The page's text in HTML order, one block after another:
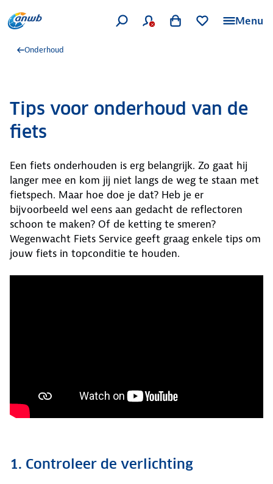
Menu
Onderhoud
Tips voor onderhoud van de
fiets
Een fiets onderhouden is erg belangrijk. Zo gaat hij
langer mee en kom jij niet langs de weg te staan met
fietspech. Maar hoe doe je dat? Heb je er
bijvoorbeeld wel eens aan gedacht de reflectoren
schoon te maken? Of de ketting te smeren?
Wegenwacht Fiets Service geeft graag enkele tips om
jouw fiets in topconditie te houden.
1. Controleer de verlichting